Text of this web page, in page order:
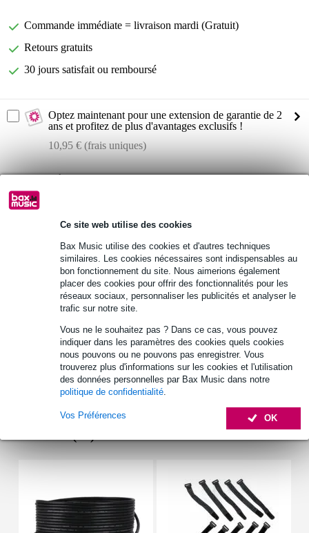
Ce site web utilise des cookies
Bax Music utilise des cookies et d'autres techniques
similaires. Les cookies nécessaires sont indispensables au
bon fonctionnement du site. Nous aimerions également
placer des cookies pour offrir des fonctionnalités pour les
réseaux sociaux, personnaliser les publicités et analyser le
trafic sur notre site.
Vous ne le souhaitez pas ? Dans ce cas, vous pouvez
indiquer dans les paramètres des cookies quels cookies
nous pouvons ou ne pouvons pas enregistrer. Vous
trouverez plus d'informations sur les cookies et l'utilisation
des données personnelles par Bax Music dans notre
politique de confidentialité
OK
Vos Préférences
Commande immédiate = livraison mardi (Gratuit)
Retours gratuits
30 jours satisfait ou remboursé
Optez maintenant pour une extension de garantie de 2
ans et profitez de plus d'avantages exclusifs !
10,95 € (frais uniques)
Informations
Afficher toutes les caractéristiques du produit
Autres variantes (8)